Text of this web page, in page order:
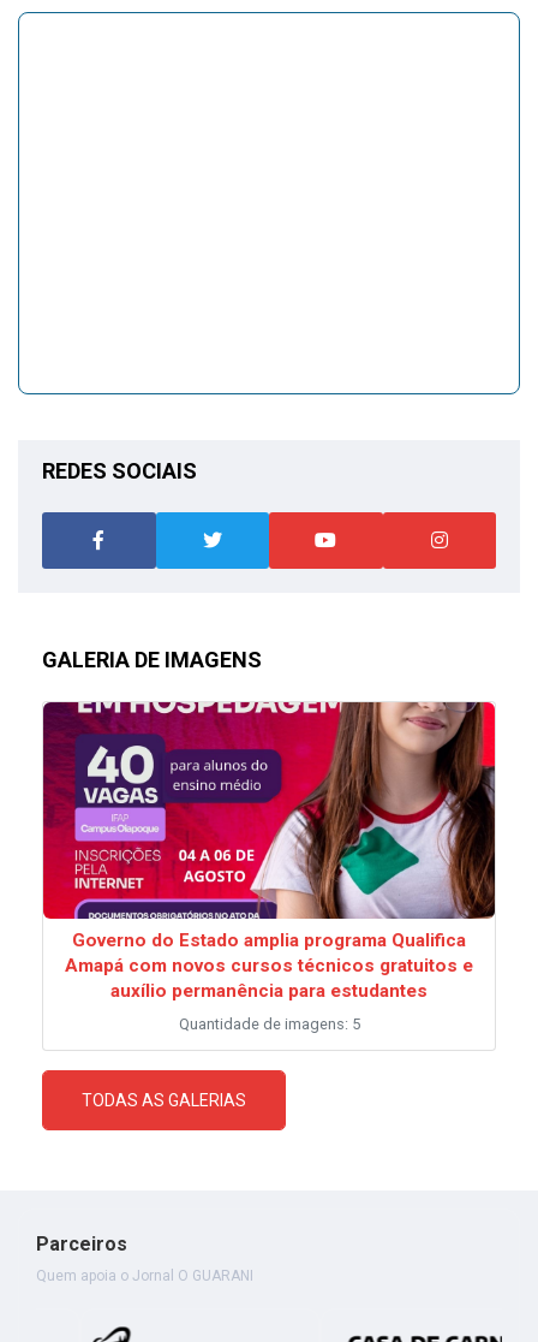
REDES SOCIAIS
GALERIA DE IMAGENS
Governo do Estado amplia programa Qualifica
Amapá com novos cursos técnicos gratuitos e
auxílio permanência para estudantes
Quantidade de imagens: 5
TODAS AS GALERIAS
Parceiros
Quem apoia o Jornal O GUARANI